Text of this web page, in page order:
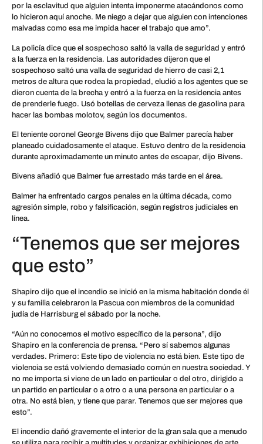
por la esclavitud que alguien intenta imponerme atacándonos como
lo hicieron aquí anoche. Me niego a dejar que alguien con intenciones
malvadas como esa me impida hacer el trabajo que amo”.
La policía dice que el sospechoso saltó la valla de seguridad y entró
a la fuerza en la residencia. Las autoridades dijeron que el
sospechoso saltó una valla de seguridad de hierro de casi 2,1
metros de altura que rodea la propiedad, eludió a los agentes que se
dieron cuenta de la brecha y entró a la fuerza en la residencia antes
de prenderle fuego. Usó botellas de cerveza llenas de gasolina para
hacer las bombas molotov, según los documentos.
El teniente coronel George Bivens dijo que Balmer parecía haber
planeado cuidadosamente el ataque. Estuvo dentro de la residencia
durante aproximadamente un minuto antes de escapar, dijo Bivens.
Bivens añadió que Balmer fue arrestado más tarde en el área.
Balmer ha enfrentado cargos penales en la última década, como
agresión simple, robo y falsificación, según registros judiciales en
línea.
“Tenemos que ser mejores
que esto”
Shapiro dijo que el incendio se inició en la misma habitación donde él
y su familia celebraron la Pascua con miembros de la comunidad
judía de Harrisburg el sábado por la noche.
“Aún no conocemos el motivo específico de la persona”, dijo
Shapiro en la conferencia de prensa. “Pero sí sabemos algunas
verdades. Primero: Este tipo de violencia no está bien. Este tipo de
violencia se está volviendo demasiado común en nuestra sociedad. Y
no me importa si viene de un lado en particular o del otro, dirigido a
un partido en particular o a otro o a una persona en particular o a
otra. No está bien, y tiene que parar. Tenemos que ser mejores que
esto”.
El incendio dañó gravemente el interior de la gran sala que a menudo